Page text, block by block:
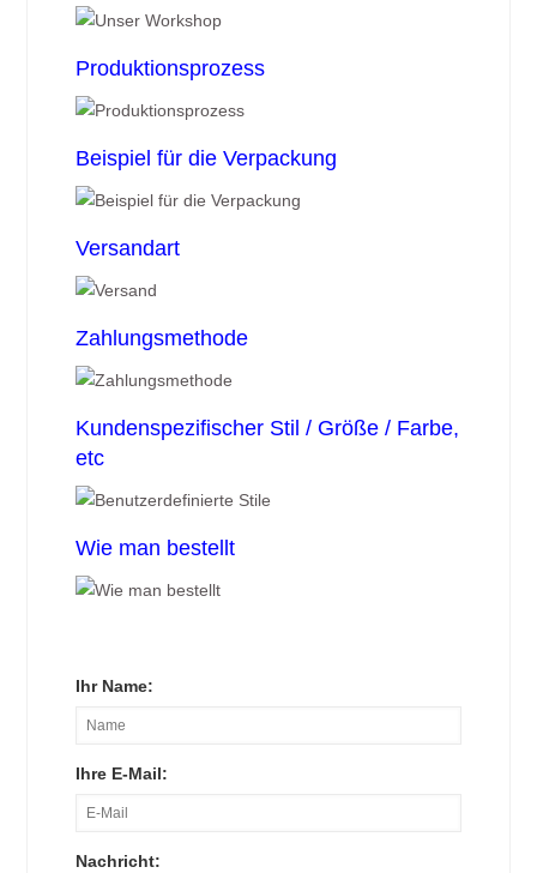
Produktionsprozess
Beispiel für die Verpackung
Versandart
Zahlungsmethode
Kundenspezifischer Stil / Größe / Farbe,
etc
Wie man bestellt
Ihr Name:
Ihre E-Mail:
Nachricht: